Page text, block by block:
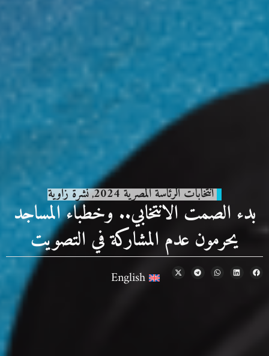
انتخابات الرئاسة المصرية 2024 ,نشرة زاوية
بدء الصمت الانتخابي.. وخطباء المساجد
يحرمون عدم المشاركة في التصويت
English